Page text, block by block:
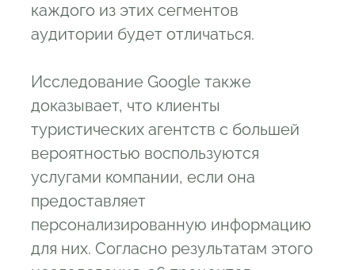
каждого из этих сегментов
аудитории будет отличаться.
Исследование Google также
доказывает, что клиенты
туристических агентств с большей
вероятностью воспользуются
услугами компании, если она
предоставляет
персонализированную информацию
для них. Согласно результатам этого